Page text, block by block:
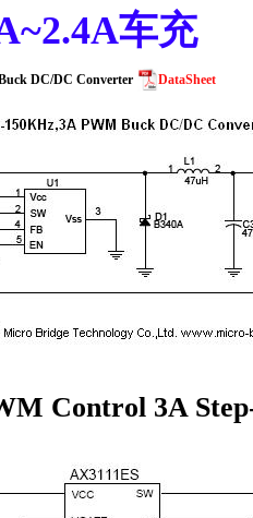
车充
DC/DC Converter DataSheet
Control 3A